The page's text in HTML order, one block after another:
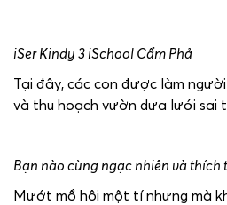
iSer Kindy 3 iSchool Cẩm Phả
Tại đây, các con được làm
và thu hoạch vườn dưa lưới sai
Bạn nào cùng ngạc nhiên và thích
Mướt mồ hôi một tí nhưng mà